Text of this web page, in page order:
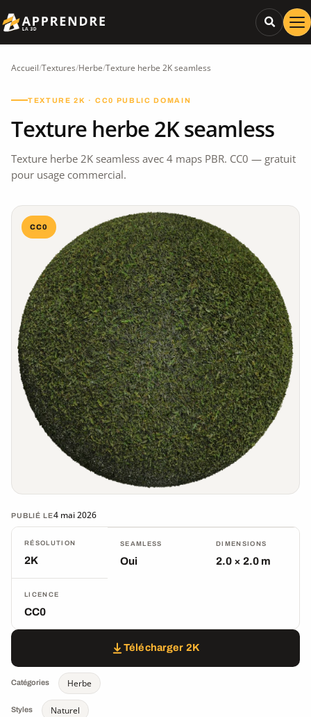
Accueil/Textures/Herbe/Texture herbe 2K seamless
TEXTURE 2K · CC0 PUBLIC DOMAIN
Texture herbe 2K seamless
Texture herbe 2K seamless avec 4 maps PBR. CC0 — gratuit
pour usage commercial.
CC0
PUBLIÉ LE4 mai 2026
RÉSOLUTION
2K
SEAMLESS
Oui
DIMENSIONS
2.0 × 2.0 m
LICENCE
CC0
Télécharger 2K
Catégories Herbe
Styles Naturel